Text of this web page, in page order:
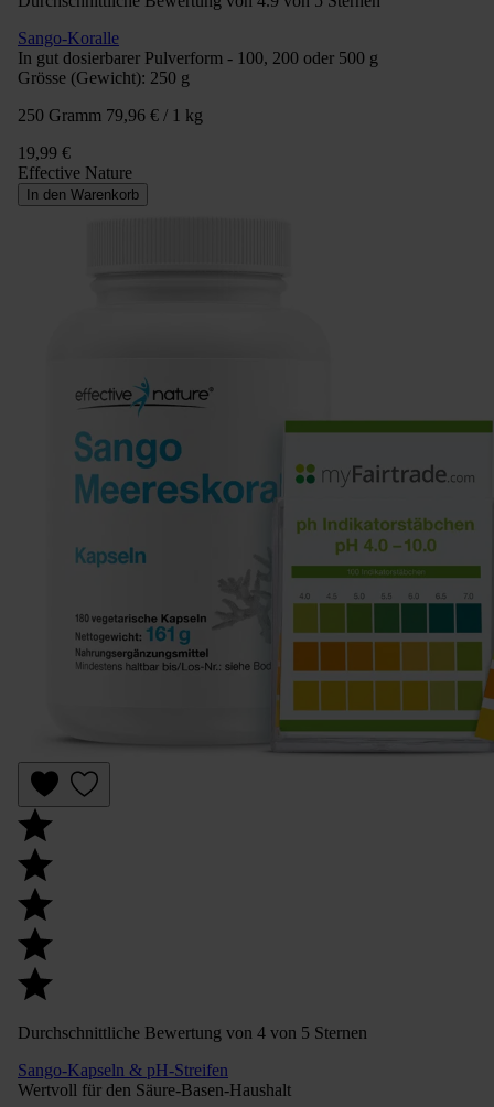
Sango-Koralle
In gut dosierbarer Pulverform - 100, 200 oder 500 g
Grösse (Gewicht): 250 g
250 Gramm 79,96 € / 1 kg
19,99 €
Effective Nature
In den Warenkorb
Durchschnittliche Bewertung von 4 von 5 Sternen
Sango-Kapseln & pH-Streifen
Wertvoll für den Säure-Basen-Haushalt